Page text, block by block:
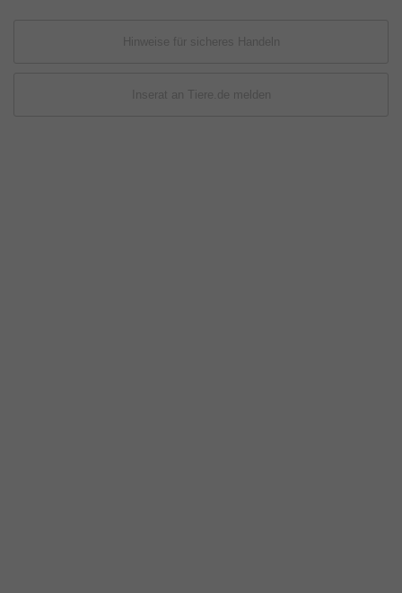
Hinweise für sicheres Handeln
Inserat an Tiere.de melden